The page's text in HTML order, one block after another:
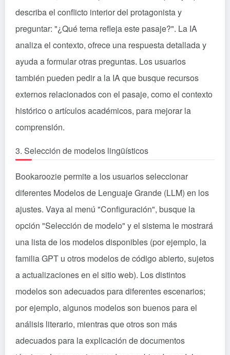
describa el conflicto interior del protagonista y
preguntar: "¿Qué tema refleja este pasaje?". La IA
analiza el contexto, ofrece una respuesta detallada y
ayuda a formular otras preguntas. Los usuarios
también pueden pedir a la IA que busque recursos
externos relacionados con el pasaje, como el contexto
histórico o artículos académicos, para mejorar la
comprensión.
3. Selección de modelos lingüísticos
Bookaroozie permite a los usuarios seleccionar
diferentes Modelos de Lenguaje Grande (LLM) en los
ajustes. Vaya al menú "Configuración", busque la
opción "Selección de modelo" y el sistema le mostrará
una lista de los modelos disponibles (por ejemplo, la
familia GPT u otros modelos de código abierto, sujetos
a actualizaciones en el sitio web). Los distintos
modelos son adecuados para diferentes escenarios;
por ejemplo, algunos modelos son buenos para el
análisis literario, mientras que otros son más
adecuados para la explicación de documentos